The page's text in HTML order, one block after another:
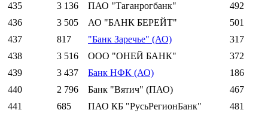
435
3 136 ПАО "Таганрогбанк"
492
436
3 505 АО "БАНК БЕРЕЙТ"
501
437
817 "Банк Заречье" (АО)
317
438
3 516 ООО "ОНЕЙ БАНК"
372
439
3 437 Банк НФК (АО)
186
440
2 796 Банк "Вятич" (ПАО)
467
441
685 ПАО КБ "РусьРегионБанк"
481